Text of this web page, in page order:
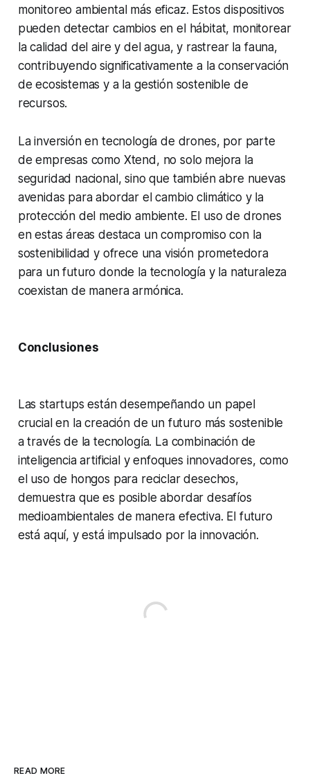
monitoreo ambiental más eficaz. Estos dispositivos
pueden detectar cambios en el hábitat, monitorear
la calidad del aire y del agua, y rastrear la fauna,
contribuyendo significativamente a la conservación
de ecosistemas y a la gestión sostenible de
recursos.
La inversión en tecnología de drones, por parte
de empresas como Xtend, no solo mejora la
seguridad nacional, sino que también abre nuevas
avenidas para abordar el cambio climático y la
protección del medio ambiente. El uso de drones
en estas áreas destaca un compromiso con la
sostenibilidad y ofrece una visión prometedora
para un futuro donde la tecnología y la naturaleza
coexistan de manera armónica.
Conclusiones
Las startups están desempeñando un papel
crucial en la creación de un futuro más sostenible
a través de la tecnología. La combinación de
inteligencia artificial y enfoques innovadores, como
el uso de hongos para reciclar desechos,
demuestra que es posible abordar desafíos
medioambientales de manera efectiva. El futuro
está aquí, y está impulsado por la innovación.
READ MORE